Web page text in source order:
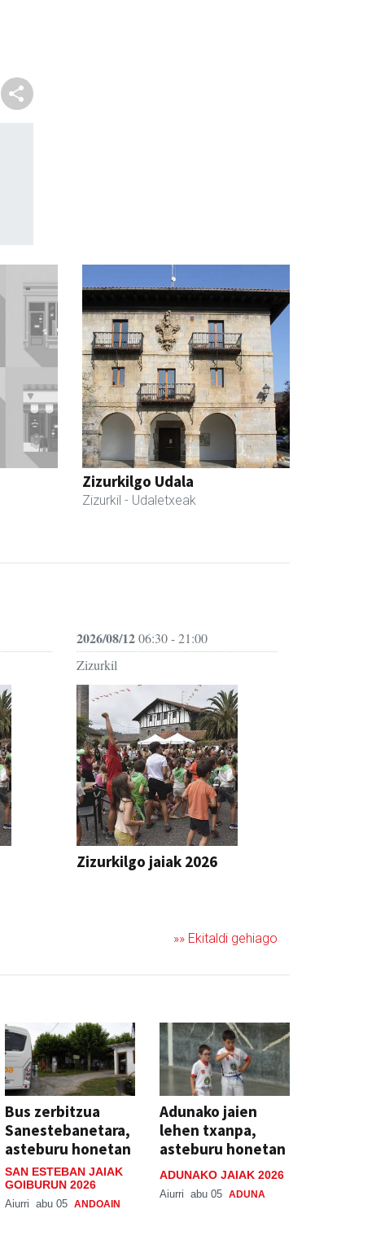
Zizurkilgo Udala
Zizurkil - Udaletxeak
2026/08/1206:30 - 21:00
Zizurkil
Zizurkilgo jaiak 2026
»» Ekitaldi gehiago
Bus zerbitzua
Sanestebanetara,
asteburu honetan
SAN ESTEBAN JAIAK
GOIBURUN 2026
Aiurri abu 05 ANDOAIN
Adunako jaien
lehen txanpa,
asteburu honetan
ADUNAKO JAIAK 2026
Aiurri abu 05 ADUNA